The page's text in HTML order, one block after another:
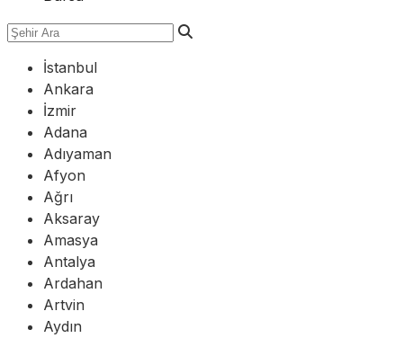
İstanbul
Ankara
İzmir
Adana
Adıyaman
Afyon
Ağrı
Aksaray
Amasya
Antalya
Ardahan
Artvin
Aydın